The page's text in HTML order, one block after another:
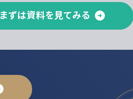
まずは資料を見てみる